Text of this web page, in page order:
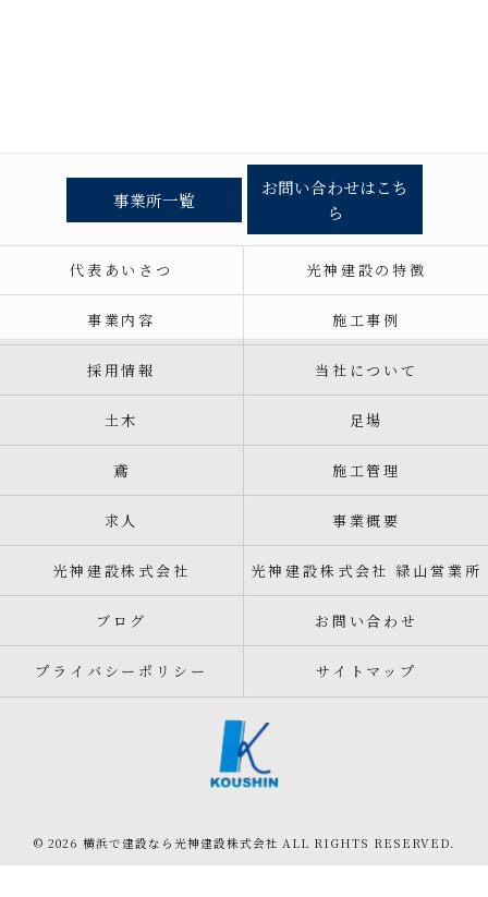
事業所一覧
お問い合わせはこち
ら
代表あいさつ 光神建設の特徴
事業内容 施工事例
採用情報 当社について
土木 足場
鳶 施工管理
求人 事業概要
光神建設株式会社 光神建設株式会社 緑山営業所
ブログ お問い合わせ
プライバシーポリシー サイトマップ
© 2026 横浜で建設なら光神建設株式会社 ALL RIGHTS RESERVED.